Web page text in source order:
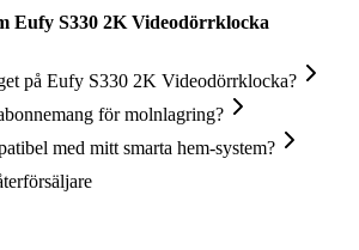
Eufy S330 2K Videodörrklocka
på Eufy S330 2K Videodörrklocka?
för molnlagring?
med mitt smarta hem-system?